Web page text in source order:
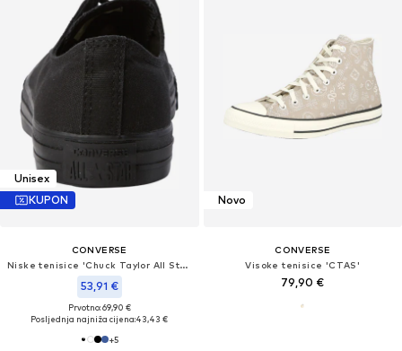
Unisex
KUPON
CONVERSE
Niske tenisice 'Chuck Taylor All Star Classic'
53,91 €
Prvotno: 69,90 €
Posljednja najniža cijena:43,43 €
+5
Novo
CONVERSE
Visoke tenisice 'CTAS'
79,90 €